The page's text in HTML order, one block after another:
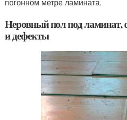
Неровный пол под ламинат,
и дефекты